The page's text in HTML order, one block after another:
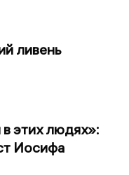
ливень
этих людях»:
Иосифа